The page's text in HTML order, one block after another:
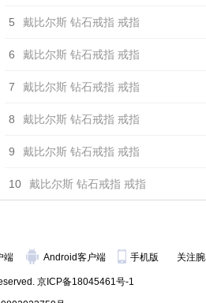
5 戴比尔斯 钻石戒指 戒指
6 戴比尔斯 钻石戒指 戒指
7 戴比尔斯 钻石戒指 戒指
8 戴比尔斯 钻石戒指 戒指
9 戴比尔斯 钻石戒指 戒指
10 戴比尔斯 钻石戒指 戒指
端 Android客户端 手机版 关注
京ICP备18045461号-1